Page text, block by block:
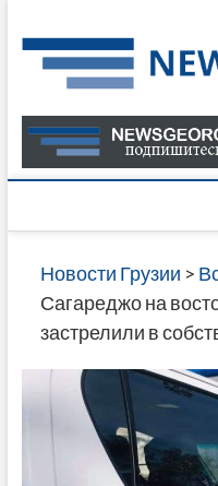
to
content
Новости Грузии >
Сагареджо на
застрелили в